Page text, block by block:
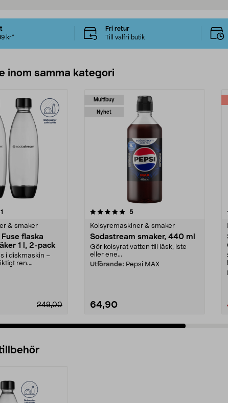
kr*
Fri retur
Till valfri butik
inom samma kategori
& smaker
flaska
1 l, 2-pack
i diskmaskin –
ren.
249,00
Multibuy
Nyhet
5 stjärnor 5recensioner
Kolsyremaskiner & smaker
Sodastream smaker, 440 ml
Gör kolsyrat vatten till läsk, iste
eller ene...
Utförande: Pepsi MAX
64,90
4.5 av 5 stjärnor